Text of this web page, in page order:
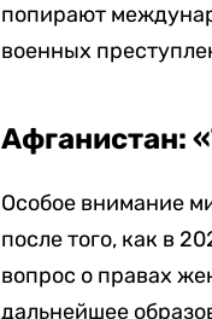
попирают
военных
Афганистан:
Особое внимание
после того, как в
вопрос о правах
дальнейшее